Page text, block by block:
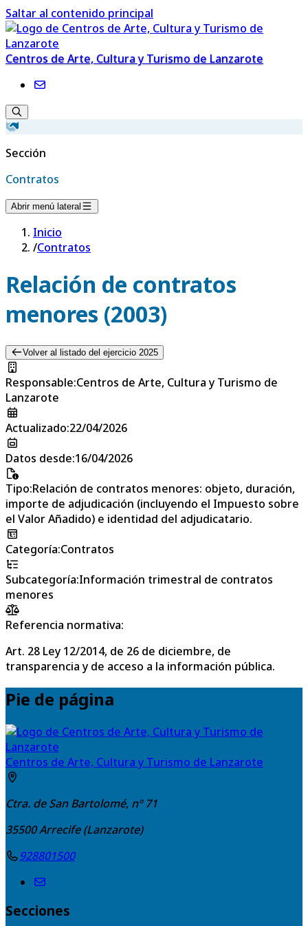
Saltar al contenido principal
Centros de Arte, Cultura y Turismo de Lanzarote
Sección
Contratos
Abrir menú lateral
Inicio
/Contratos
Relación de contratos
menores (2003)
Volver al listado del ejercicio 2025
Responsable:Centros de Arte, Cultura y Turismo de
Lanzarote
Actualizado:22/04/2026
Datos desde:16/04/2026
Tipo:Relación de contratos menores: objeto, duración,
importe de adjudicación (incluyendo el Impuesto sobre
el Valor Añadido) e identidad del adjudicatario.
Categoría:Contratos
Subcategoría:Información trimestral de contratos
menores
Referencia normativa:
Art. 28 Ley 12/2014, de 26 de diciembre, de
transparencia y de acceso a la información pública.
Pie de página
Centros de Arte, Cultura y Turismo de Lanzarote
Ctra. de San Bartolomé, nº 71
35500Arrecife (Lanzarote)
928801500
Secciones